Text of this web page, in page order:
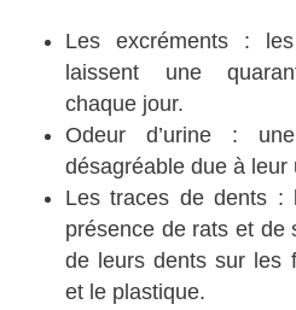
Les excréments :
laissent une
chaque jour.
Odeur d’urine :
désagréable due à leur
Les traces de dents :
présence de rats et de
de leurs dents sur les
et le plastique.